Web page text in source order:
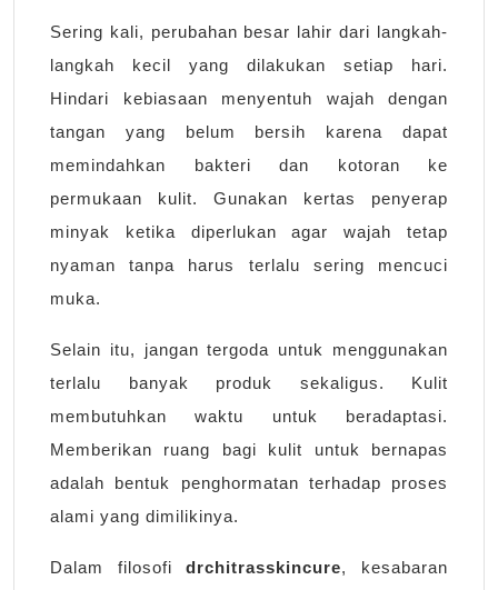
Sering kali, perubahan besar lahir dari langkah-
langkah kecil yang dilakukan setiap hari.
Hindari kebiasaan menyentuh wajah dengan
tangan yang belum bersih karena dapat
memindahkan bakteri dan kotoran ke
permukaan kulit. Gunakan kertas penyerap
minyak ketika diperlukan agar wajah tetap
nyaman tanpa harus terlalu sering mencuci
muka.
Selain itu, jangan tergoda untuk menggunakan
terlalu banyak produk sekaligus. Kulit
membutuhkan waktu untuk beradaptasi.
Memberikan ruang bagi kulit untuk bernapas
adalah bentuk penghormatan terhadap proses
alami yang dimilikinya.
Dalam filosofidrchitrasskincure, kesabaran